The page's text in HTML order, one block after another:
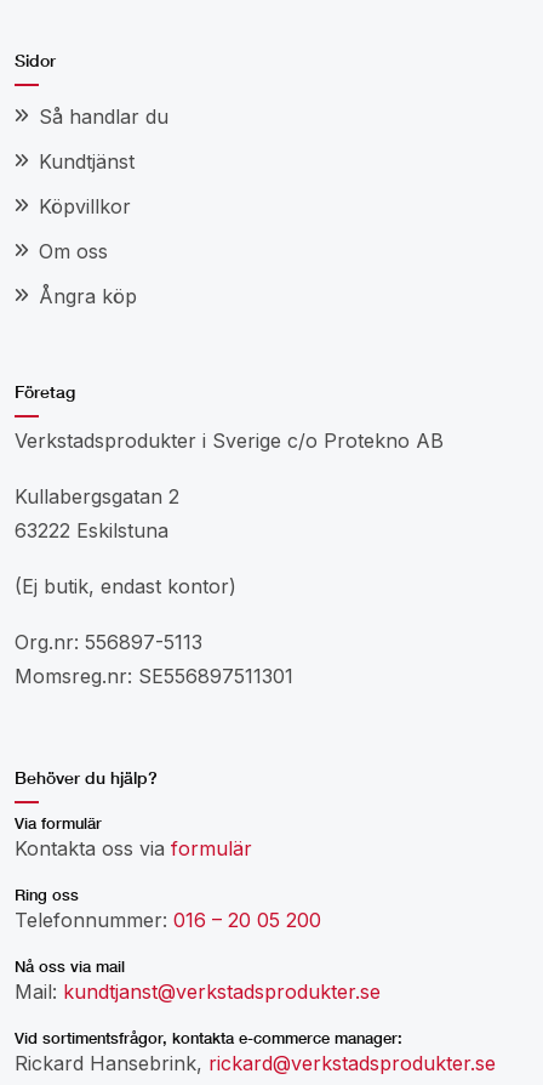
Sidor
Så handlar du
Kundtjänst
Köpvillkor
Om oss
Ångra köp
Företag
Verkstadsprodukter i Sverige c/o Protekno AB
Kullabergsgatan 2
63222 Eskilstuna
(Ej butik, endast kontor)
Org.nr: 556897-5113
Momsreg.nr: SE556897511301
Behöver du hjälp?
Via formulär
Kontakta oss via formulär
Ring oss
Telefonnummer: 016 – 20 05 200
Nå oss via mail
Mail: kundtjanst@verkstadsprodukter.se
Vid sortimentsfrågor, kontakta e-commerce manager:
Rickard Hansebrink, rickard@verkstadsprodukter.se